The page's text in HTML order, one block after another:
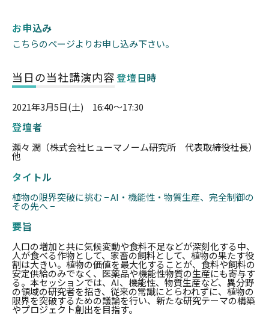
お申込み
こちらのページよりお申し込み下さい。
当日の当社講演内容登壇日時
2021年3月5日(土) 16:40〜17:30
登壇者
瀬々 潤（株式会社ヒューマノーム研究所 代表取締役社長）
他
タイトル
植物の限界突破に挑む − AI・機能性・物質生産、完全制御の
その先へ −
要旨
人口の増加と共に気候変動や食料不足などが深刻化する中、
人が食べる作物として、家畜の飼料として、植物の果たす役
割は大きい。植物の価値を最大化することが、食料や飼料の
安定供給のみでなく、医薬品や機能性物質の生産にも寄与す
る。本セッションでは、AI、機能性、物質生産など、異分野
の領域の研究者を招き、従来の常識にとらわれずに、植物の
限界を突破するための議論を行い、新たな研究テーマの構築
やプロジェクト創出を目指す。